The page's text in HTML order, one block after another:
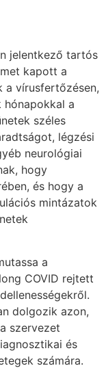
jelentkező tartós
kapott a
a vírusfertőzésen,
a
széles
légzési
neurológiai
hogy
és hogy a
mintázatok
a
COVID rejtett
dolgozik azon,
szervezet
és
számára.